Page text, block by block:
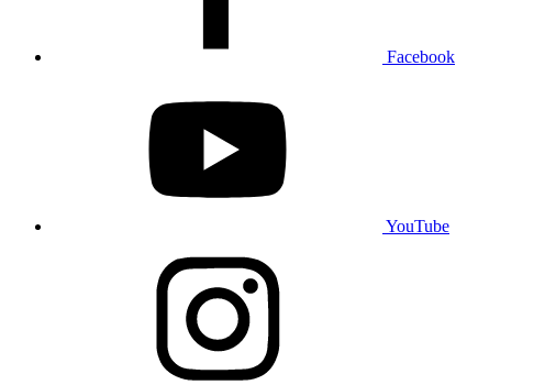
Facebook
YouTube